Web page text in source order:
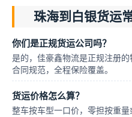
珠海到白银货运
你们是正规货运公司吗？
是的，佳豪鑫物流是正规注册的
合同规范，全程保险覆盖。
货运价格怎么算？
整车按车型一口价，零担按重